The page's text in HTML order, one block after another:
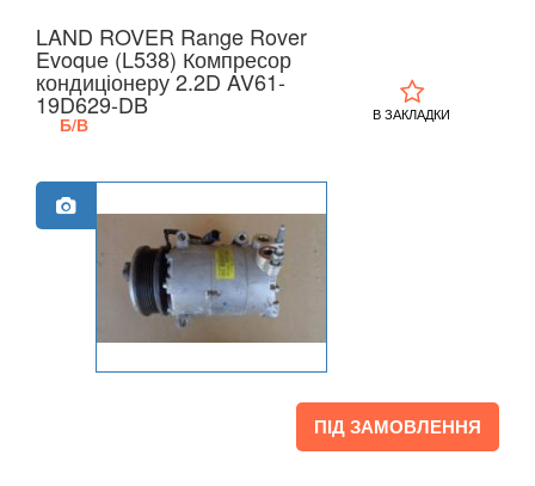
LAND ROVER Range Rover
Evoque (L538) Компресор
кондиціонеру 2.2D AV61-
19D629-DB
Б/В
ПІД ЗАМОВЛЕННЯ
В ЗАКЛАДКИ